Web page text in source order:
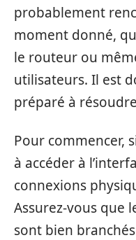
probablement
moment donné,
le routeur ou
utilisateurs. Il est
préparé à
Pour commencer,
à accéder à
connexions
Assurez-vous que
sont bien